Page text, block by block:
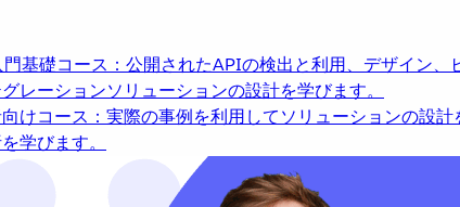
基礎コース：公開されたAPIの検出と利用、デザイン、
レーションソリューションの設計を学びます。
けコース：実際の事例を利用してソリューションの設計
学びます。